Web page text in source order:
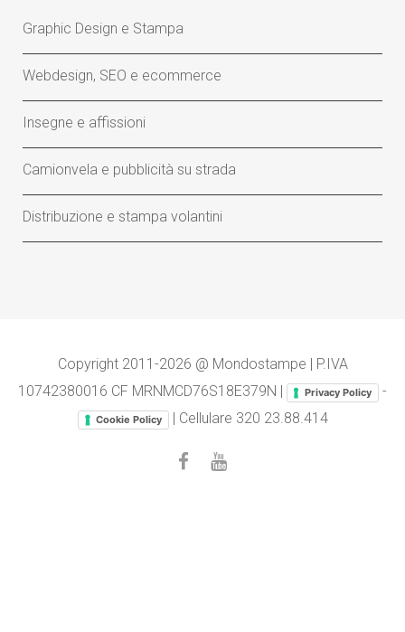
Graphic Design e Stampa
Webdesign, SEO e ecommerce
Insegne e affissioni
Camionvela e pubblicità su strada
Distribuzione e stampa volantini
Copyright 2011-2026 @ Mondostampe | P.IVA
10742380016 CF MRNMCD76S18E379N |
Privacy Policy -
Cookie Policy | Cellulare 320 23.88.414